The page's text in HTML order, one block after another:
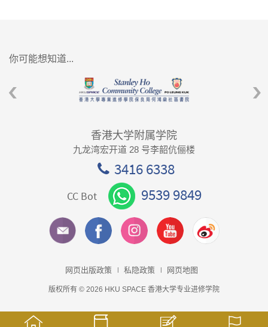
你可能想知道...
香港大学附属学院
九龙湾宏开道 28 号李韶伉俪楼
3416 6338
CC Bot 9539 9849
网页出版政策 私隐政策 网页地图
版权所有 © 2026 HKU SPACE 香港大学专业进修学院